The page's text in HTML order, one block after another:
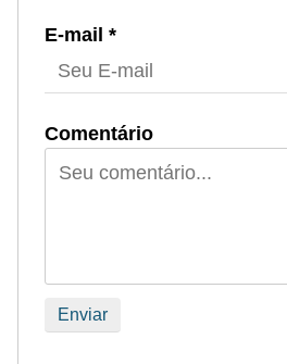
E-mail *
Comentário